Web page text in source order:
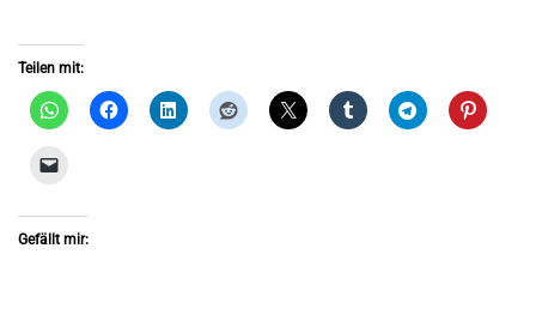
Teilen mit:
Gefällt mir: